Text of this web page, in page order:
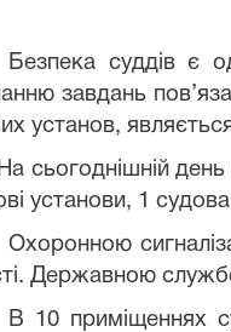
Безпека суддів є
завдань
установ, являється
На сьогоднішній
установи, 1
Охоронною
Державною
В 10 приміщеннях